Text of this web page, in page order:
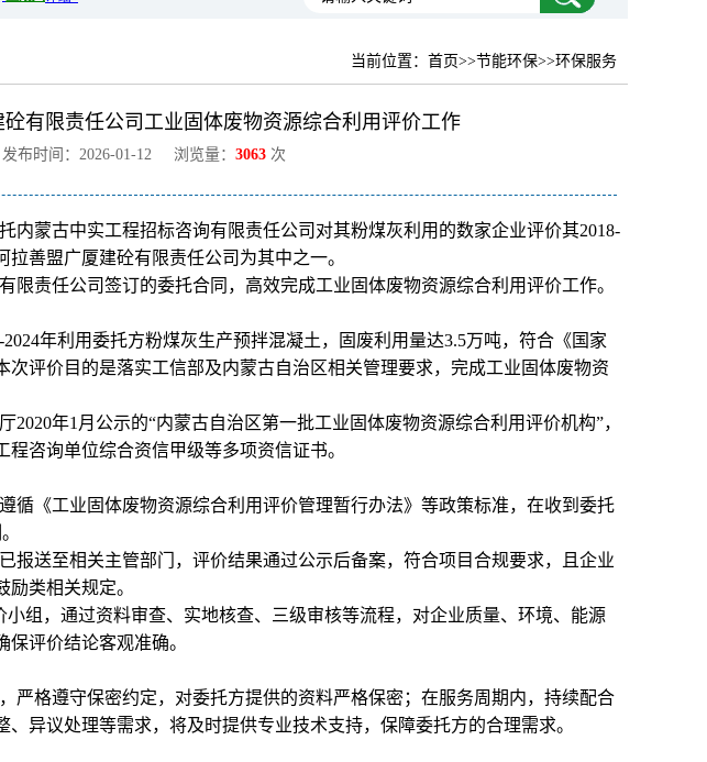
当前位置： 首页>>节能环保>>环保服务
有限责任公司工业固体废物资源综合利用评价工作
发布时间：2026-01-12 浏览量： 3063 次
内蒙古中实工程招标咨询有限责任公司对其粉煤灰利用的数家企业评价其2018-
善盟广厦建砼有限责任公司为其中之一。
限责任公司签订的委托合同，高效完成工业固体废物资源综合利用评价工作。
2024年利用委托方粉煤灰生产预拌混凝土，固废利用量达3.5万吨，符合《国家
次评价目的是落实工信部及内蒙古自治区相关管理要求，完成工业固体废物资
2020年1月公示的“内蒙古自治区第一批工业固体废物资源综合利用评价机构”，
咨询单位综合资信甲级等多项资信证书。
循《工业固体废物资源综合利用评价管理暂行办法》等政策标准，在收到委托
报送至相关主管部门，评价结果通过公示后备案，符合项目合规要求，且企业
类相关规定。
组，通过资料审查、实地核查、三级审核等流程，对企业质量、环境、能源
评价结论客观准确。
严格遵守保密约定，对委托方提供的资料严格保密；在服务周期内，持续配合
异议处理等需求，将及时提供专业技术支持，保障委托方的合理需求。